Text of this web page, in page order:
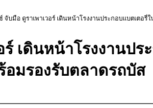
จับมือ ดูราเพาเวอร์ เดินหน้าโรงงานประกอบแบตเตอรี่
เดินหน้าโรงงานปร
อมรองรับตลาดรถบัส